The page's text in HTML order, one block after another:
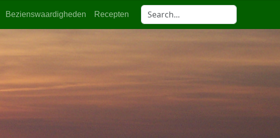
Bezienswaardigheden Recepten